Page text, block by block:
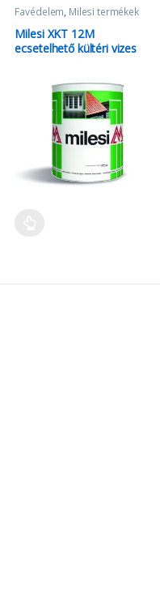
Favédelem, Milesi termékek
Milesi XKT 12M
ecsetelhető kültéri vizes